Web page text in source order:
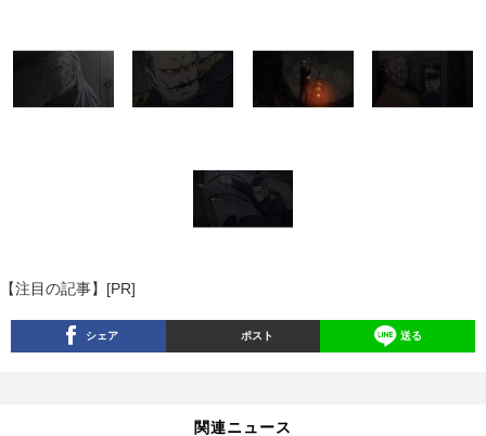
【注目の記事】[PR]
シェア ポスト 送る
関連ニュース